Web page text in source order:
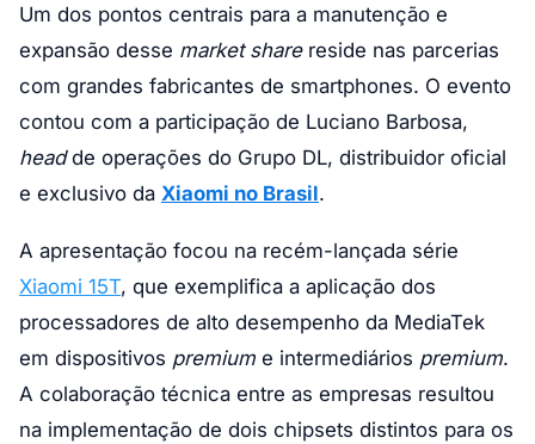
Um dos pontos centrais para a manutenção e
expansão desse market sharereside nas parcerias
com grandes fabricantes de smartphones. O evento
contou com a participação de Luciano Barbosa,
headde operações do Grupo DL, distribuidor oficial
e exclusivo da Xiaomi no Brasil.
A apresentação focou na recém-lançada série
Xiaomi 15T, que exemplifica a aplicação dos
processadores de alto desempenho da MediaTek
em dispositivos premium e intermediários premium.
A colaboração técnica entre as empresas resultou
na implementação de dois chipsets distintos para os